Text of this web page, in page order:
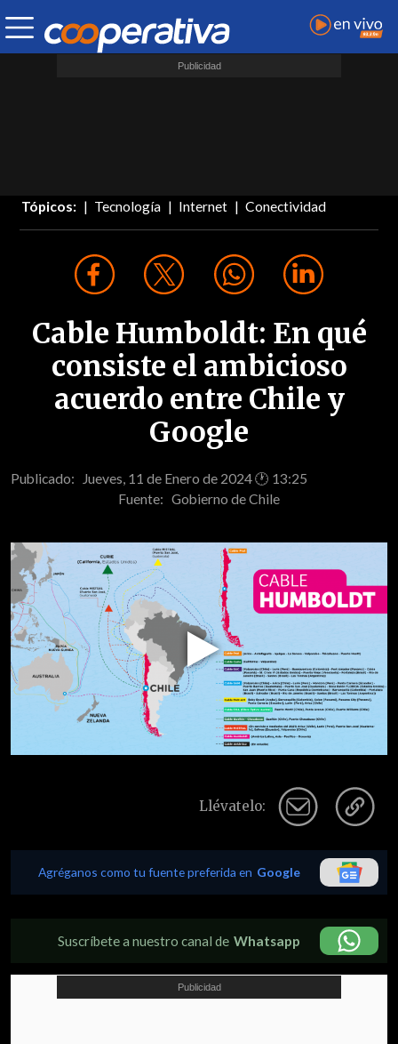
Tópicos: Tecnología Internet Conectividad
Cable Humboldt: En qué
consiste el ambicioso
acuerdo entre Chile y
Google
Publicado: Jueves, 11 de Enero de 2024 🕐 13:25
Fuente: Gobierno de Chile
Video
Llévatelo:
Agréganos como tu fuente preferida en Google
Suscríbete a nuestro canal de Whatsapp